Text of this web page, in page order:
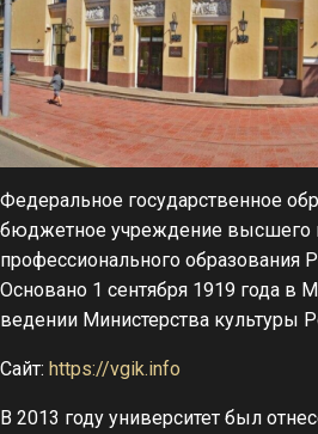
Федеральное государственное
бюджетное учреждение высшего
профессионального образования
Основано 1 сентября 1919 года в
ведении Министерства культуры
Сайт: https://vgik.info
В 2013 году университет был